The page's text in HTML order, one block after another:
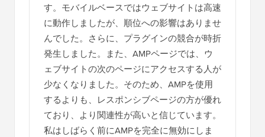
す。モバイルベースではウェブサイトは高速
に動作しましたが、順位への影響はありませ
んでした。さらに、プラグインの競合が時折
発生しました。また、AMPページでは、ウ
ェブサイトの次のページにアクセスする人が
少なくなりました。そのため、AMPを使用
するよりも、レスポンシブページの方が優れ
ており、より関連性が高いと信じています。
私はしばらく前にAMPを完全に無効にしま